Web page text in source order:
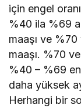
için engel
%40 ila %69
maaşı ve
maaşı. %70
%40 – %69
daha yüksek
Herhangi bir